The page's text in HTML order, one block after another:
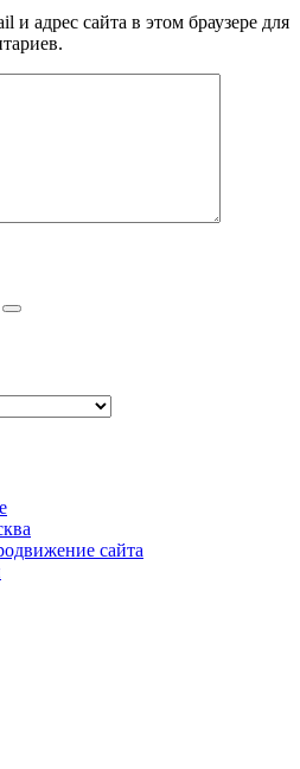
и адрес сайта в этом браузере для
сайта